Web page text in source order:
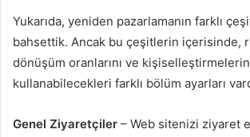
Yukarıda, yeniden pazarlamanın farklı
bahsettik. Ancak bu çeşitlerin içerisinde,
dönüşüm oranlarını ve
kullanabilecekleri farklı bölüm ayarları
Genel Ziyaretçiler – Web sitenizi ziyaret